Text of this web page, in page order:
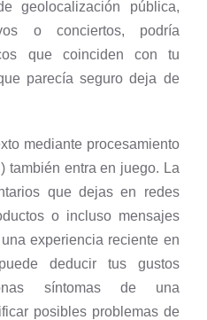
geolocalización pública,
o conciertos, podría
que coinciden con tu
parecía seguro deja de
mediante procesamiento
también entra en juego. La
que dejas en redes
o incluso mensajes
experiencia reciente en
deducir tus gustos
síntomas de una
posibles problemas de